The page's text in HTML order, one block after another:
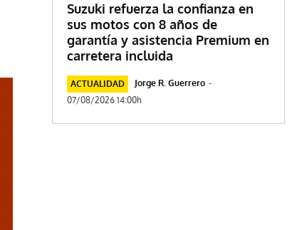
Suzuki refuerza la confianza en
sus motos con 8 años de
garantía y asistencia Premium en
carretera incluida
ACTUALIDAD Jorge R. Guerrero -
07/08/2026 14:00h